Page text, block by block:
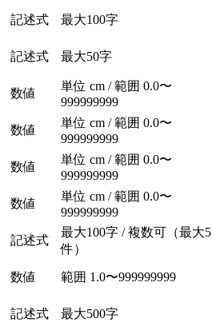
記述式 最大100字
記述式 最大50字
数値
単位 cm / 範囲 0.0〜
999999999
数値
単位 cm / 範囲 0.0〜
999999999
数値
単位 cm / 範囲 0.0〜
999999999
数値
単位 cm / 範囲 0.0〜
999999999
記述式
最大100字 / 複数可（最大5
件）
数値 範囲 1.0〜999999999
記述式 最大500字